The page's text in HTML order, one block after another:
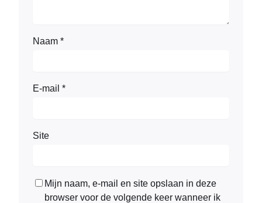
Naam *
E-mail *
Site
Mijn naam, e-mail en site opslaan in deze
browser voor de volgende keer wanneer ik